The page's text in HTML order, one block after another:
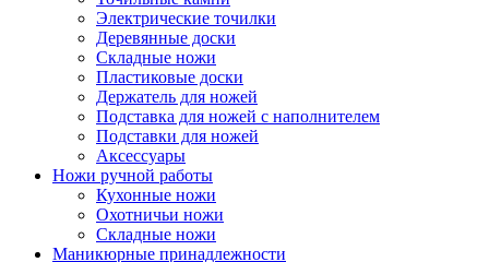
Электрические точилки
Деревянные доски
Складные ножи
Пластиковые доски
Держатель для ножей
Подставка для ножей с наполнителем
Подставки для ножей
Аксессуары
Ножи ручной работы
Кухонные ножи
Охотничьи ножи
Складные ножи
Маникюрные принадлежности